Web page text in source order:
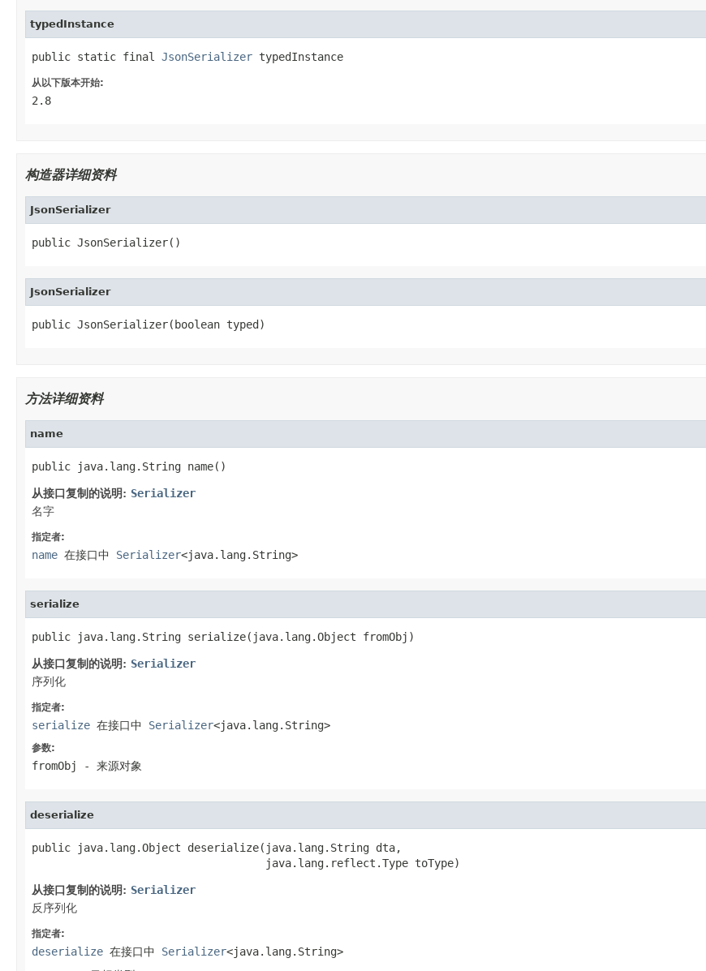
typedInstance
public static final JsonSerializer typedInstance
从以下版本开始:
2.8
构造器详细资料
JsonSerializer
public JsonSerializer()
JsonSerializer
public JsonSerializer(boolean typed)
方法详细资料
name
public java.lang.String name()
从接口复制的说明: Serializer
名字
指定者:
name 在接口中 Serializer<java.lang.String>
serialize
public java.lang.String serialize(java.lang.Object fromObj)
从接口复制的说明: Serializer
序列化
指定者:
serialize 在接口中 Serializer<java.lang.String>
参数:
fromObj - 来源对象
deserialize
public java.lang.Object deserialize(java.lang.String dta,
                                    java.lang.reflect.Type toType)
从接口复制的说明: Serializer
反序列化
指定者:
deserialize 在接口中 Serializer<java.lang.String>